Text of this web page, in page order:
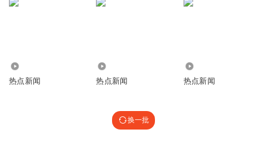
热点新闻 热点新闻 热点新闻
换一批